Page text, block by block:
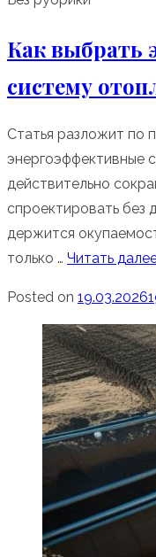
Как выбрать
систему
Статья разложит по
энергоэффективные
действительно
спроектировать без
держится
только … Читать
Posted on 19.03.2026